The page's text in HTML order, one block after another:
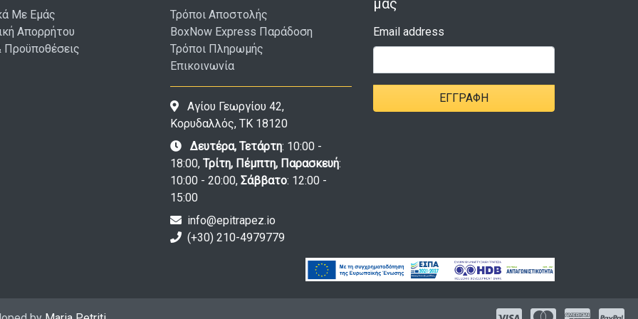
Με Εμάς
Απορρήτου
Προϋποθέσεις
Τρόποι Αποστολής
BoxNow Express Παράδοση
Τρόποι Πληρωμής
Επικοινωνία
Αγίου Γεωργίου 42,
Κορυδαλλός, ΤΚ 18120
Δευτέρα, Τετάρτη: 10:00 -
18:00, Τρίτη, Πέμπτη, Παρασκευή:
10:00 - 20:00, Σάββατο: 12:00 -
15:00
info@epitrapez.io
(+30) 210-4979779
μας
Email address
ΕΓΓΡΑΦΉ